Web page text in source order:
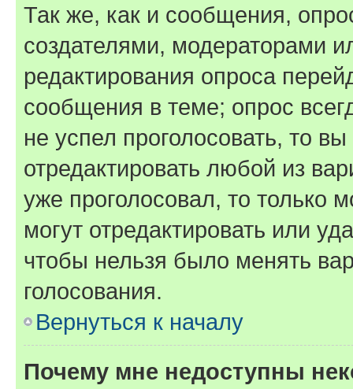
Так же, как и сообщения,
создателями, модераторами
редактирования опроса
сообщения в теме; опрос
не успел проголосовать, то
отредактировать любой из
уже проголосовал, то только
могут отредактировать или
чтобы нельзя было менять
голосования.
Вернуться к началу
Почему мне недоступны